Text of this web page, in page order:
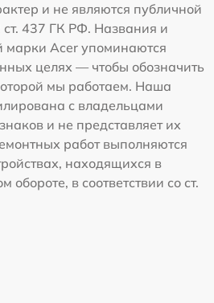
и не являются публичной
ст. 437 ГК РФ. Названия и
марки Acer упоминаются
целях — чтобы обозначить
мы работаем. Наша
с владельцами
и не представляет их
работ выполняются
находящихся в
в соответствии со ст.